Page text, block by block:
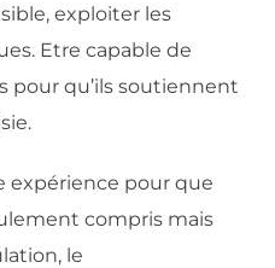
exploiter les
Etre capable de
pour qu’ils soutiennent
expérience pour que
compris mais
le